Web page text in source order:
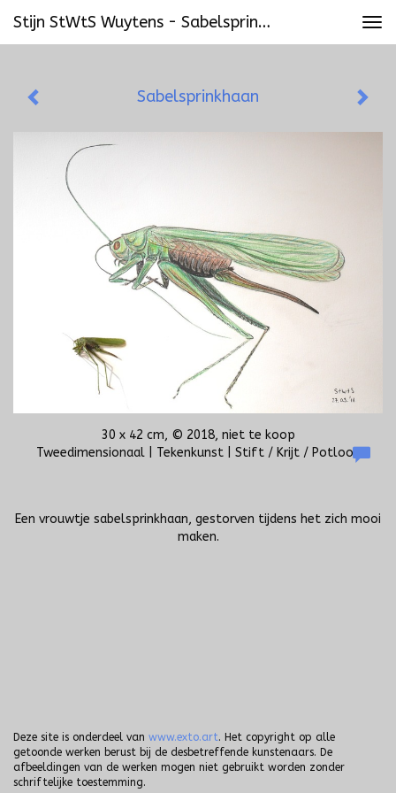
Stijn StWtS Wuytens - Sabelsprinkhaan
Sabelsprinkhaan
30 x 42 cm, © 2018, niet te koop
Tweedimensionaal | Tekenkunst | Stift / Krijt / Potlood
Een vrouwtje sabelsprinkhaan, gestorven tijdens het zich mooi
maken.
Deze site is onderdeel van www.exto.art. Het copyright op alle
getoonde werken berust bij de desbetreffende kunstenaars. De
afbeeldingen van de werken mogen niet gebruikt worden zonder
schriftelijke toestemming.